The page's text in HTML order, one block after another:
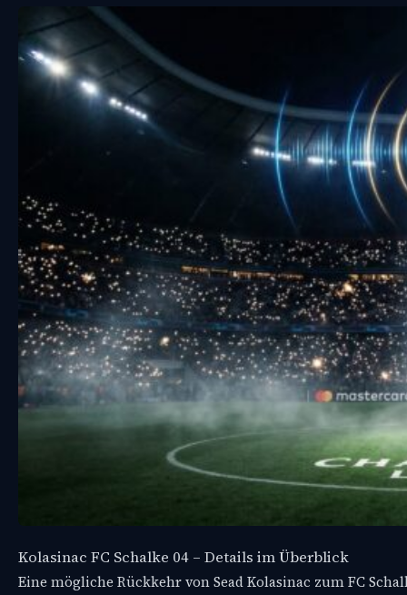
Kolasinac FC Schalke 04 – Details im Überblick
Eine mögliche Rückkehr von Sead Kolasinac zum FC